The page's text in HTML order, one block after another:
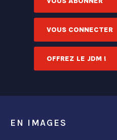
VOUS CONNECTER
OFFREZ LE JDM !
EN IMAGES